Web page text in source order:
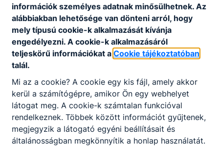
Feltöltés alatt
Partnereink
információk személyes adatnak minősülhetnek. Az
alábbiakban lehetősége van dönteni arról, hogy
mely típusú cookie-k alkalmazását kívánja
engedélyezni. A cookie-k alkalmazásáról
teljeskörű információkat a Cookie tájékoztatóban
talál.
Mi az a cookie? A cookie egy kis fájl, amely akkor
kerül a számítógépre, amikor Ön egy webhelyet
látogat meg. A cookie-k számtalan funkcióval
rendelkeznek. Többek között információt gyűjtenek,
megjegyzik a látogató egyéni beállításait és
általánosságban megkönnyítik a honlap használatát.